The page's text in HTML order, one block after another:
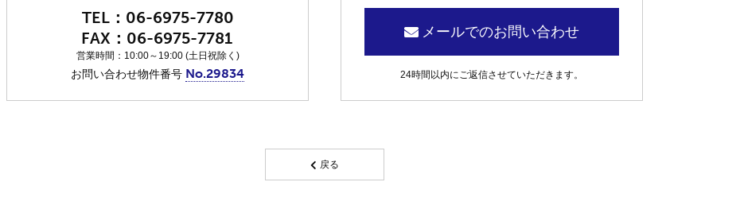
06-6975-7780
06-6975-7781
営業時間：10:00～19:00 (土日祝除く)
お問い合わせ物件番号 No.29834
メールでのお問い合わせ
24時間以内にご返信させていただきます。
戻る